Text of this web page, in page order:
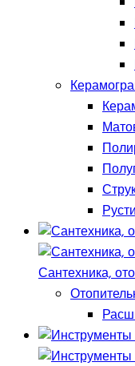
Сантехника,